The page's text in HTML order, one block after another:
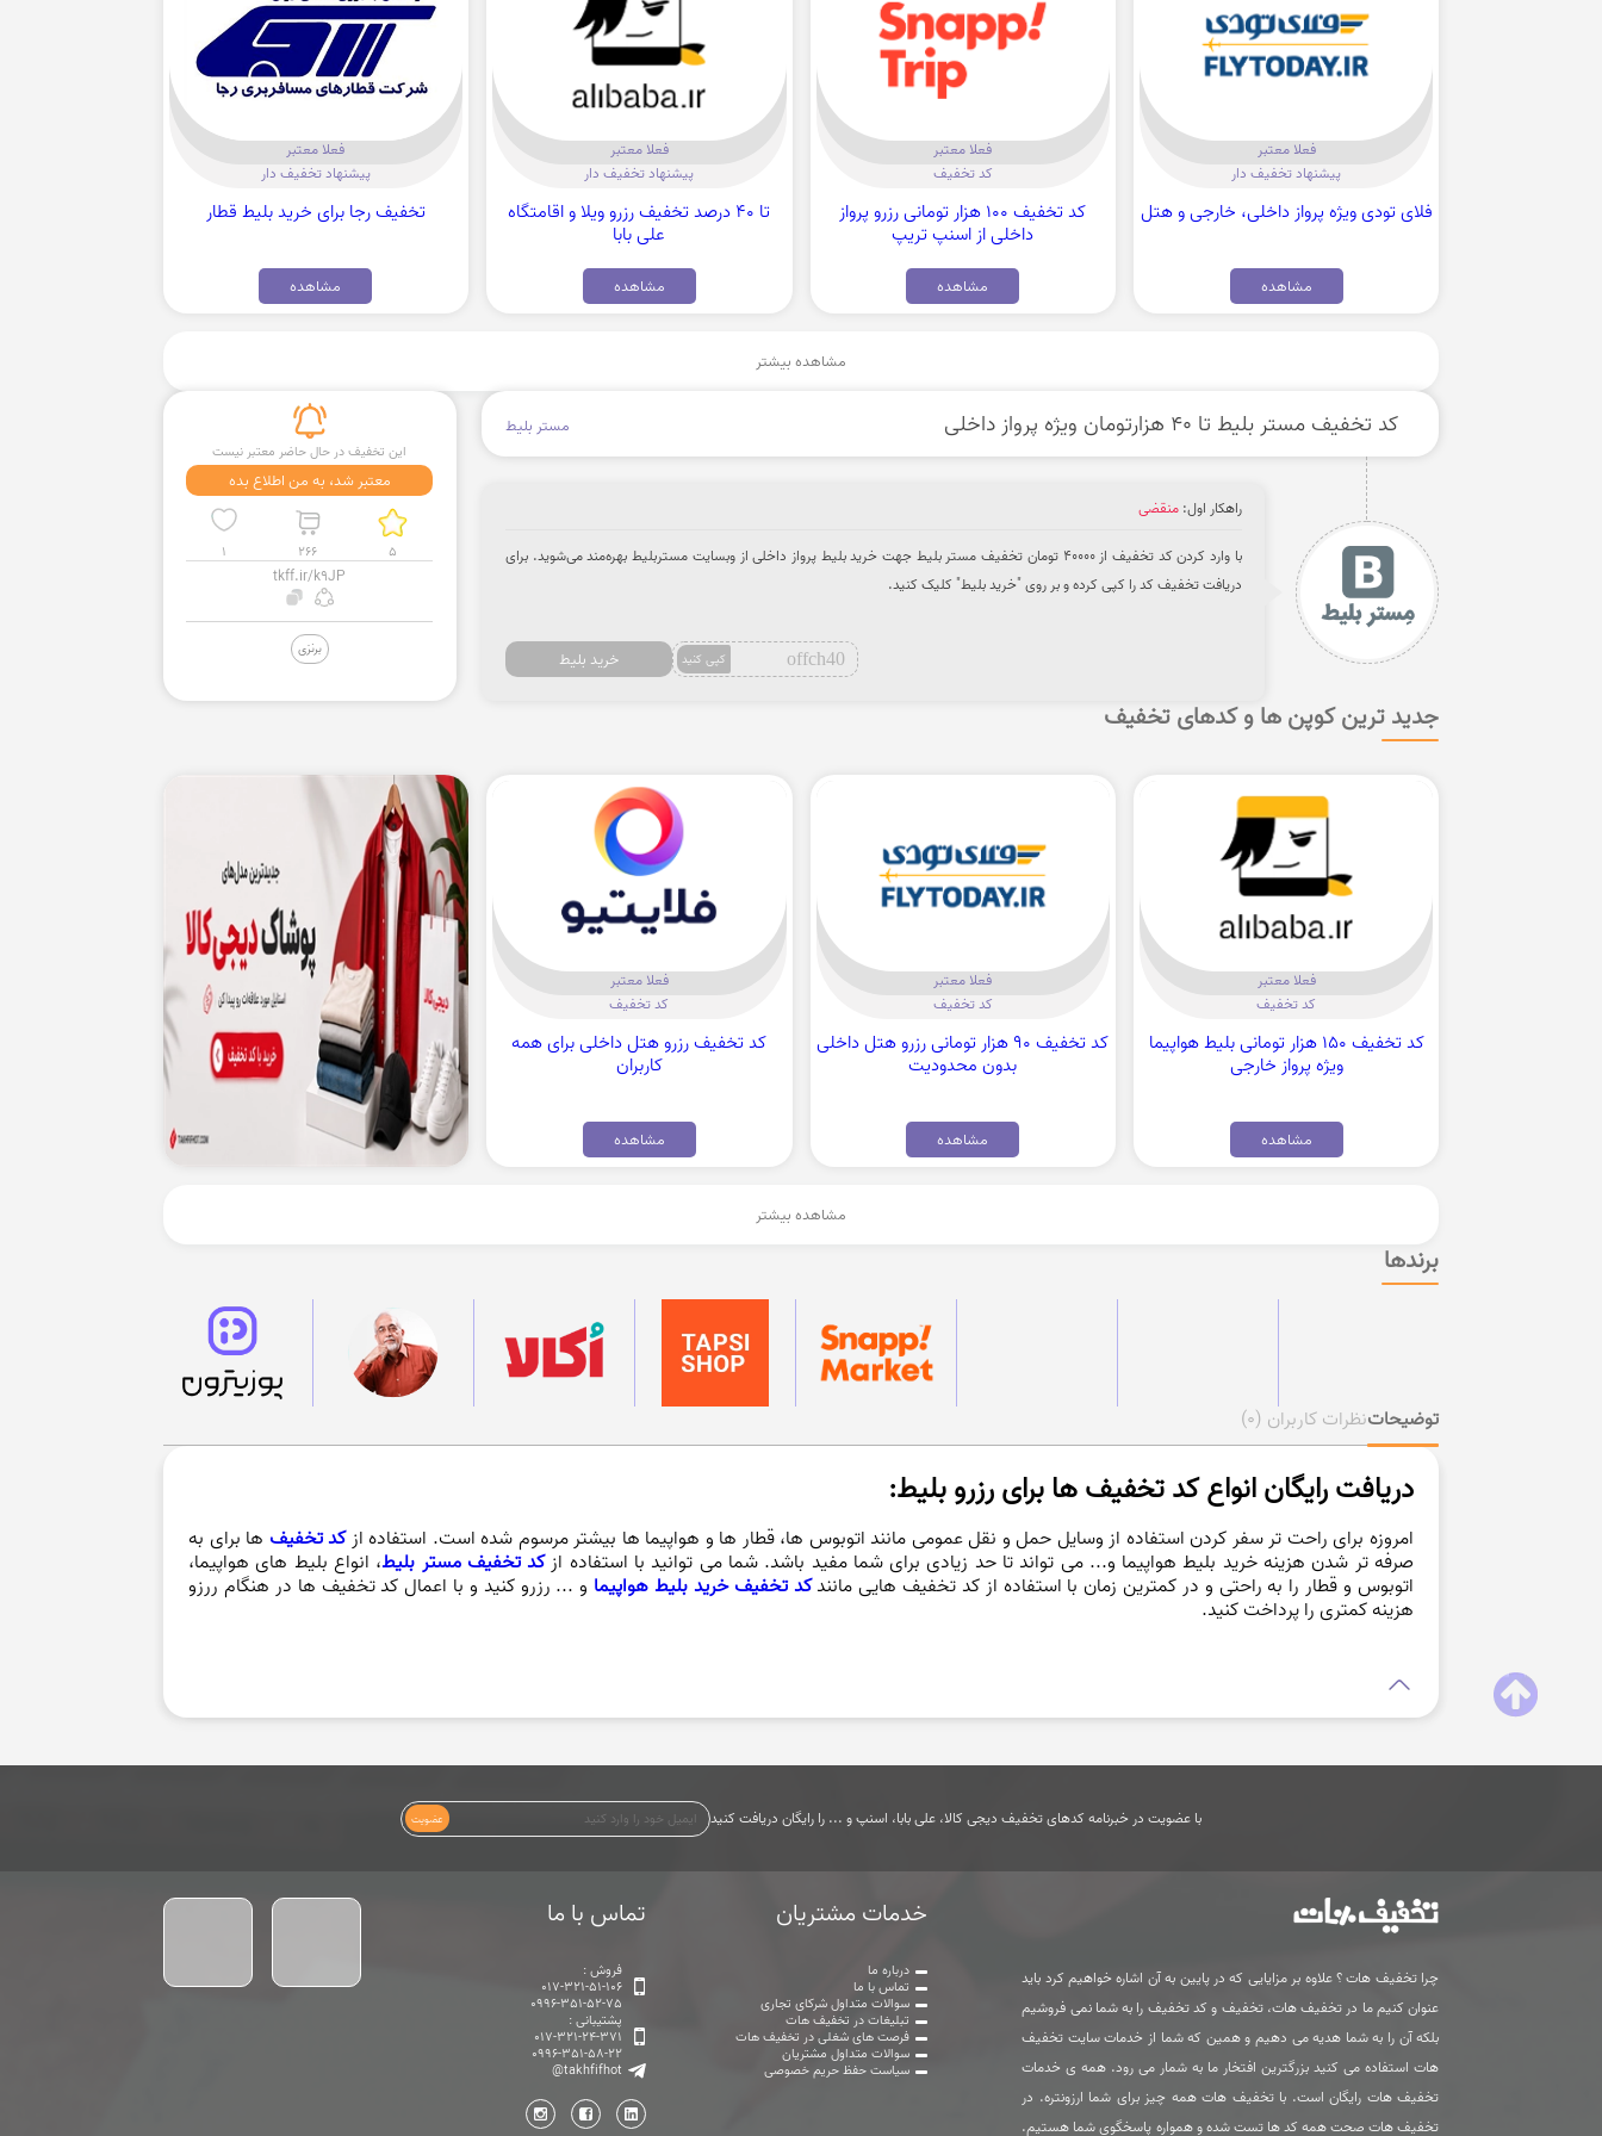
فعلا معتبر
پیشنهاد تخفیف دار
فلای تودی ویژه پرواز داخلی، خارجی و هتل
مشاهده
فعلا معتبر
کد تخفیف
کد تخفیف 100 هزار تومانی رزرو پرواز
داخلی از اسنپ تریپ
مشاهده
فعلا معتبر
پیشنهاد تخفیف دار
تا 40 درصد تخفیف رزرو ویلا و اقامتگاه
علی بابا
مشاهده
فعلا معتبر
پیشنهاد تخفیف دار
تخفیف رجا برای خرید بلیط قطار
مشاهده
مشاهده بیشتر
کد تخفیف مستر بلیط تا 40 هزارتومان ویژه پرواز داخلی مستر بلیط
این تخفیف در حال حاضر معتبر نیست
معتبر شد، به من اطلاع بده
1 266 5
tkff.ir/k9JP
برنزی
راهکار اول:منقضی
با وارد کردن کد تخفیف از 40000 تومان تخفیف مستر بلیط جهت خرید بلیط پرواز داخلی از وبسایت مستربلیط بهره‌مند می‌شوید. برای
دریافت تخفیف کد را کپی کرده و بر روی "خرید بلیط" کلیک کنید.
offch40 کپی کنید خرید بلیط
جدید ترین کوپن ها و کدهای تخفیف
فعلا معتبر
کد تخفیف
کد تخفیف 150 هزار تومانی بلیط هواپیما
ویژه پرواز خارجی
مشاهده
فعلا معتبر
کد تخفیف
کد تخفیف 90 هزار تومانی رزرو هتل داخلی
بدون محدودیت
مشاهده
فعلا معتبر
کد تخفیف
کد تخفیف رزرو هتل داخلی برای همه
کاربران
مشاهده
مشاهده بیشتر
برندها
توضیحاتنظرات کاربران (0)
دریافت رایگان انواع کد تخفیف ها برای رزرو بلیط:
امروزه برای راحت تر سفر کردن استفاده از وسایل حمل و نقل عمومی مانند اتوبوس ها، قطار ها و هواپیما ها بیشتر مرسوم شده است. استفاده از کد تخفیف ها برای به
صرفه تر شدن هزینه خرید بلیط هواپیما و... می تواند تا حد زیادی برای شما مفید باشد. شما می توانید با استفاده ازکد تخفیف مستر بلیط، انواع بلیط های هواپیما،
اتوبوس و قطار را به راحتی و در کمترین زمان با استفاده از کد تخفیف هایی مانندکد تخفیف خرید بلیط هواپیما و ... رزرو کنید و با اعمال کد تخفیف ها در هنگام ررزو
هزینه کمتری را پرداخت کنید.
با عضویت در خبرنامه کدهای تخفیف دیجی کالا، علی بابا، اسنپ و ... را رایگان دریافت کنید عضویت
چرا تخفیف هات ؟ علاوه بر مزایایی که در پایین به آن اشاره خواهیم کرد باید
عنوان کنیم ما در تخفیف هات، تخفیف و کد تخفیف را به شما نمی فروشیم
بلکه آن را به شما هدیه می دهیم و همین که شما از خدمات سایت تخفیف
هات استفاده می کنید بزرگترین افتخار ما به شمار می رود. همه ی خدمات
تخفیف هات رایگان است. با تخفیف هات همه چیز برای شما ارزونتره. در
تخفیف هات صحت همه کد ها تست شده و همواره پاسخگوی شما هستیم.
خدمات مشتریان
درباره ما
تماس با ما
سوالات متداول شرکای تجاری
تبلیغات در تخفیف هات
فرصت های شغلی در تخفیف هات
سوالات متداول مشتریان
سیاست حفظ حریم خصوصی
تماس با ما
فروش :
017-321-51-106
0996-351-52-75
پشتیبانی :
017-321-24-371
0996-351-58-22
@takhfifhot